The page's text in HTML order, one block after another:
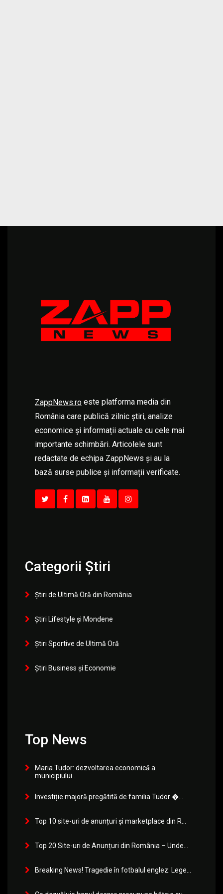
ZappNews.ro este platforma media din
România care publică zilnic știri, analize
economice și informații actuale cu cele mai
importante schimbări. Articolele sunt
redactate de echipa ZappNews și au la
bază surse publice și informații verificate.
Categorii Știri
Știri de Ultimă Oră din România
Știri Lifestyle și Mondene
Știri Sportive de Ultimă Oră
Știri Business și Economie
Top News
Maria Tudor: dezvoltarea economică a
municipiului...
Investiție majoră pregătită de familia Tudor �...
Top 10 site-uri de anunțuri și marketplace din R...
Top 20 Site-uri de Anunțuri din România – Unde...
Breaking News! Tragedie în fotbalul englez: Lege...